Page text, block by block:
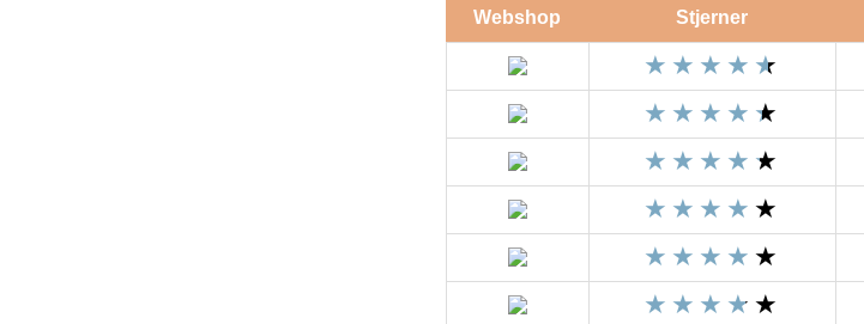
Webshop Stjerner